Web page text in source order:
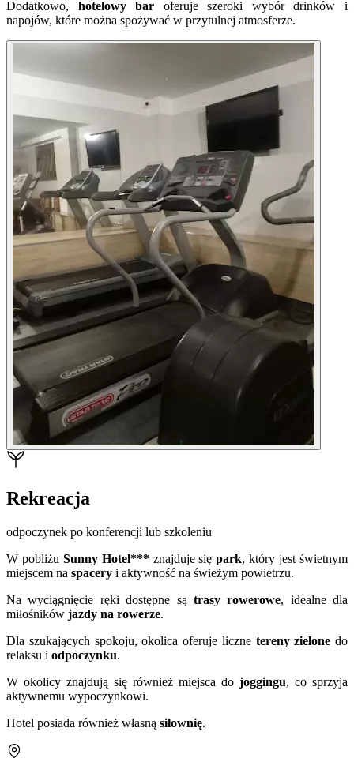
Dodatkowo, hotelowy bar oferuje szeroki wybór drinków i
napojów, które można spożywać w przytulnej atmosferze.
Rekreacja
odpoczynek po konferencji lub szkoleniu
W pobliżu Sunny Hotel*** znajduje siępark, który jest świetnym
miejscem na spacery i aktywność na świeżym powietrzu.
Na wyciągnięcie ręki dostępne są trasy rowerowe, idealne dla
miłośników jazdy na rowerze.
Dla szukających spokoju, okolica oferuje liczne tereny zielone do
relaksu i odpoczynku.
W okolicy znajdują się również miejsca do joggingu, co sprzyja
aktywnemu wypoczynkowi.
Hotel posiada również własną siłownię.